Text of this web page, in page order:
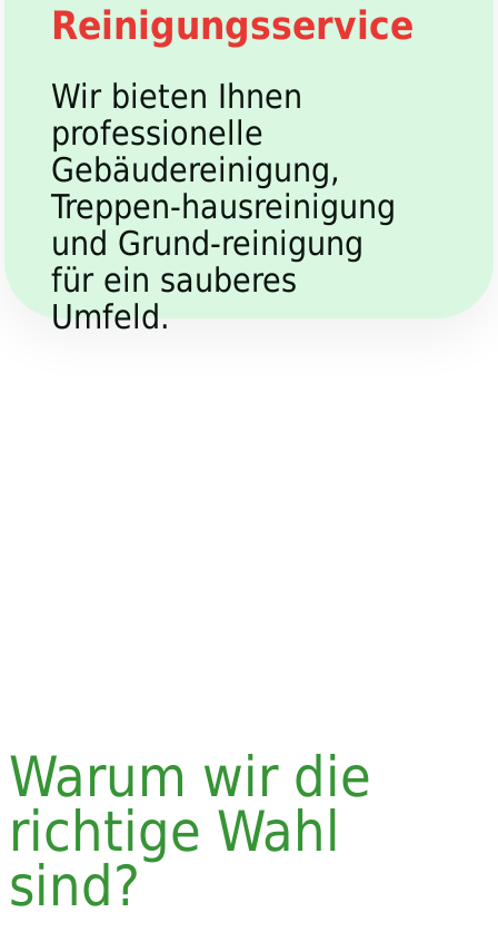
Reinigungsservice
Wir bieten Ihnen
professionelle
Gebäudereinigung,
Treppen-hausreinigung
und Grund-reinigung
für ein sauberes
Umfeld.
Warum wir die
richtige Wahl
sind?